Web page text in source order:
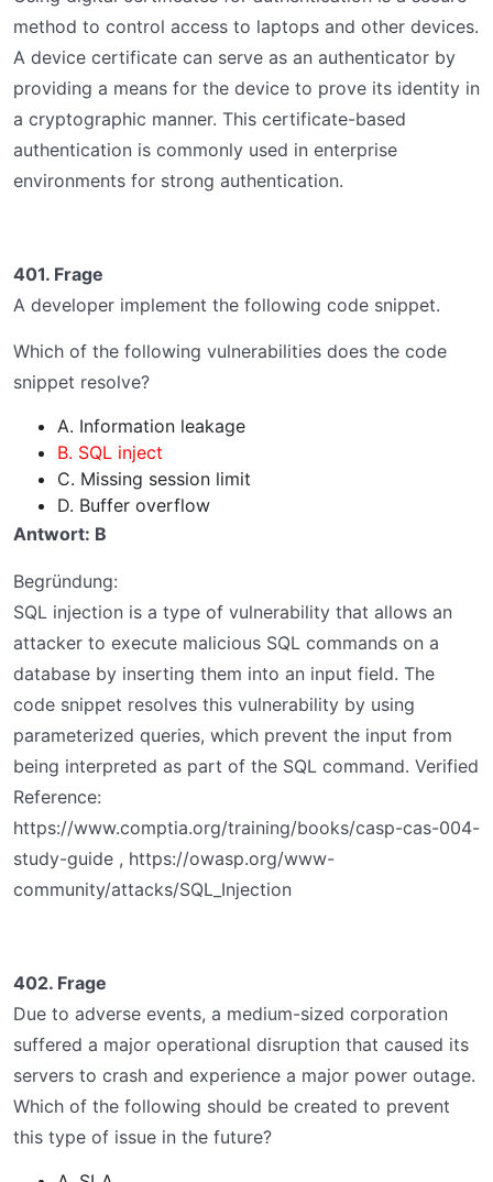
method to control access to laptops and other devices.
A device certificate can serve as an authenticator by
providing a means for the device to prove its identity in
a cryptographic manner. This certificate-based
authentication is commonly used in enterprise
environments for strong authentication.
401. Frage
A developer implement the following code snippet.
Which of the following vulnerabilities does the code
snippet resolve?
A. Information leakage
B. SQL inject
C. Missing session limit
D. Buffer overflow
Antwort: B
Begründung:
SQL injection is a type of vulnerability that allows an
attacker to execute malicious SQL commands on a
database by inserting them into an input field. The
code snippet resolves this vulnerability by using
parameterized queries, which prevent the input from
being interpreted as part of the SQL command. Verified
Reference:
https://www.comptia.org/training/books/casp-cas-004-
study-guide , https://owasp.org/www-
community/attacks/SQL_Injection
402. Frage
Due to adverse events, a medium-sized corporation
suffered a major operational disruption that caused its
servers to crash and experience a major power outage.
Which of the following should be created to prevent
this type of issue in the future?